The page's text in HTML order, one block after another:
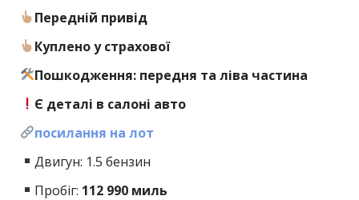
Передній привід
Куплено у страхової
Пошкодження: передня та ліва частина
Є деталі в салоні авто
посилання на лот
Двигун: 1.5 бензин
Пробіг: 112 990 миль